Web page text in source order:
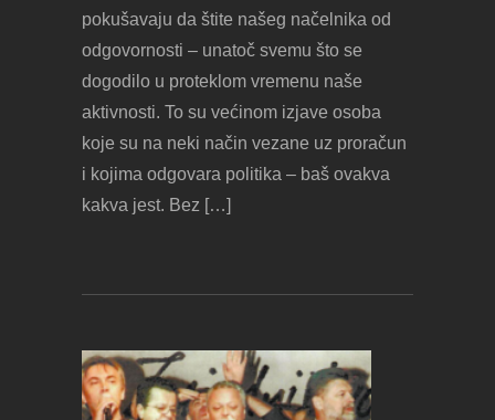
pokušavaju da štite našeg načelnika od
odgovornosti – unatoč svemu što se
dogodilo u proteklom vremenu naše
aktivnosti. To su većinom izjave osoba
koje su na neki način vezane uz proračun
i kojima odgovara politika – baš ovakva
kakva jest. Bez […]